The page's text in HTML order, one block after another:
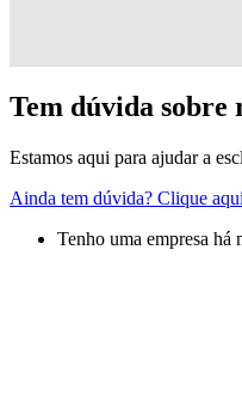
Tem dúvida sobre
Estamos aqui para ajudar a
Ainda tem dúvida? Clique
Tenho uma empresa há